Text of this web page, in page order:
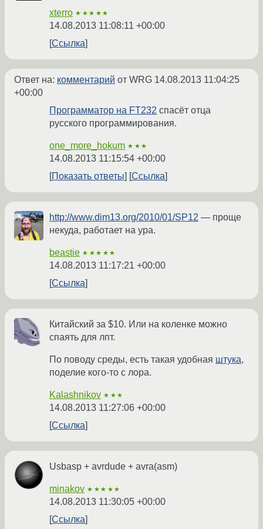
xterro ★★★★★
14.08.2013 11:08:11 +00:00
Ссылка
Ответ на: комментарий от WRG 14.08.2013 11:04:25
+00:00
Программатор на FT232 спасёт отца
русского программирования.
one_more_hokum ★★★
14.08.2013 11:15:54 +00:00
Показать ответы
Ссылка
http://www.dim13.org/2010/01/SP12 — проще
некуда, работает на ура.
beastie ★★★★★
14.08.2013 11:17:21 +00:00
Ссылка
Китайский за $10. Или на коленке можно
спаять для лпт.
По поводу среды, есть такая удобная штука,
поделие кого-то с лора.
Kalashnikov ★★★
14.08.2013 11:27:06 +00:00
Ссылка
Usbasp + avrdude + avra(asm)
minakov ★★★★★
14.08.2013 11:30:05 +00:00
Ссылка